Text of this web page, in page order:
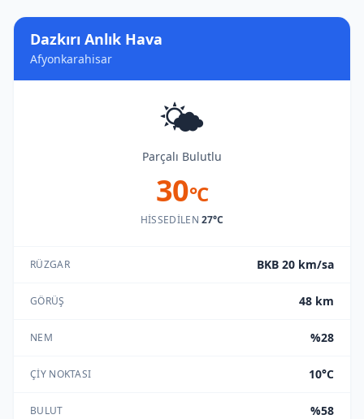
Dazkırı Anlık Hava
Afyonkarahisar
🌤️
Parçalı Bulutlu
30°C
HISSEDILEN27°C
RÜZGAR BKB 20 km/sa
GÖRÜŞ 48 km
NEM %28
ÇIY NOKTASI 10°C
BULUT %58